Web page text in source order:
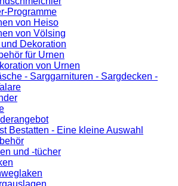
Programme
von Heiso
von Völsing
Dekoration
für Urnen
von Urnen
- Sarggarnituren - Sargdecken -
Bestatten - Eine kleine Auswahl
und -tücher